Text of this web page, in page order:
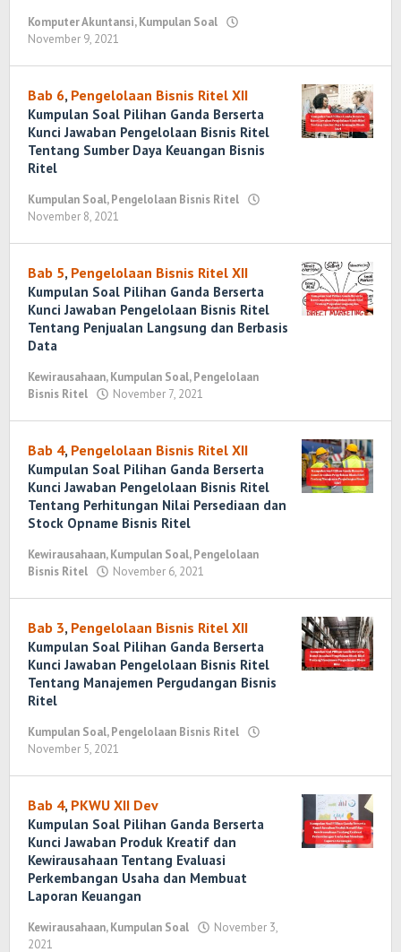
Komputer Akuntansi,Kumpulan Soal
November 9, 2021
Bab 6, Pengelolaan Bisnis Ritel XII
Kumpulan Soal Pilihan Ganda Berserta
Kunci Jawaban Pengelolaan Bisnis Ritel
Tentang Sumber Daya Keuangan Bisnis
Ritel
Kumpulan Soal,Pengelolaan Bisnis Ritel
November 8, 2021
Bab 5, Pengelolaan Bisnis Ritel XII
Kumpulan Soal Pilihan Ganda Berserta
Kunci Jawaban Pengelolaan Bisnis Ritel
Tentang Penjualan Langsung dan Berbasis
Data
Kewirausahaan,Kumpulan Soal,Pengelolaan
Bisnis Ritel
November 7, 2021
Bab 4, Pengelolaan Bisnis Ritel XII
Kumpulan Soal Pilihan Ganda Berserta
Kunci Jawaban Pengelolaan Bisnis Ritel
Tentang Perhitungan Nilai Persediaan dan
Stock Opname Bisnis Ritel
Kewirausahaan,Kumpulan Soal,Pengelolaan
Bisnis Ritel
November 6, 2021
Bab 3, Pengelolaan Bisnis Ritel XII
Kumpulan Soal Pilihan Ganda Berserta
Kunci Jawaban Pengelolaan Bisnis Ritel
Tentang Manajemen Pergudangan Bisnis
Ritel
Kumpulan Soal,Pengelolaan Bisnis Ritel
November 5, 2021
Bab 4, PKWU XII Dev
Kumpulan Soal Pilihan Ganda Berserta
Kunci Jawaban Produk Kreatif dan
Kewirausahaan Tentang Evaluasi
Perkembangan Usaha dan Membuat
Laporan Keuangan
Kewirausahaan,Kumpulan Soal
November 3,
2021